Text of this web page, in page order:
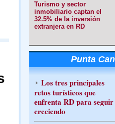
Turismo y sector
inmobiliario captan el
32.5% de la inversión
extranjera en RD
Punta
Los tres principales
retos turísticos que
enfrenta RD para seguir
creciendo